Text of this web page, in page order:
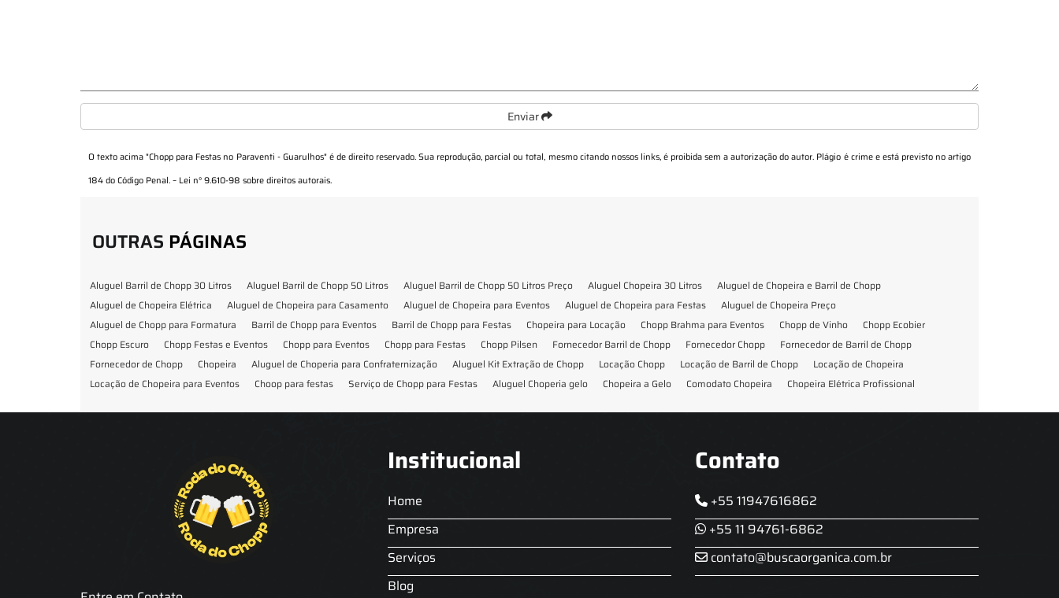
Enviar
O texto acima "Chopp para Festas no Paraventi - Guarulhos" é de direito reservado. Sua reprodução, parcial ou total, mesmo citando nossos links, é proibida sem a autorização do autor. Plágio é crime e está previsto no artigo
184 do Código Penal. – Lei n° 9.610-98 sobre direitos autorais.
OUTRAS PÁGINAS
Aluguel Barril de Chopp 30 Litros Aluguel Barril de Chopp 50 Litros Aluguel Barril de Chopp 50 Litros Preço Aluguel Chopeira 30 Litros
Aluguel de Chopeira e Barril de Chopp
Aluguel de Chopeira Elétrica
Aluguel de Chopeira para Casamento Aluguel de Chopeira para Eventos Aluguel de Chopeira para Festas
Aluguel de Chopeira Preço
Aluguel de Chopp para Formatura
Barril de Chopp para Eventos Barril de Chopp para Festas Chopeira para Locação Chopp Brahma para Eventos Chopp de Vinho
Chopp Ecobier
Chopp Escuro
Chopp Festas e Eventos Chopp para Eventos Chopp para Festas Chopp Pilsen Fornecedor Barril de Chopp Fornecedor Chopp
Fornecedor de Barril de Chopp
Fornecedor de Chopp
Chopeira Aluguel de Choperia para Confraternização Aluguel Kit Extração de Chopp Locação Chopp Locação de Barril de Chopp
Locação de Chopeira
Locação de Chopeira para Eventos
Choop para festas Serviço de Chopp para Festas Aluguel Choperia gelo Chopeira a Gelo Comodato Chopeira
Chopeira Elétrica Profissional
Institucional
Home
Empresa
Serviços
Blog
Contato
+55 11947616862
+55 11 94761-6862
contato@buscaorganica.com.br